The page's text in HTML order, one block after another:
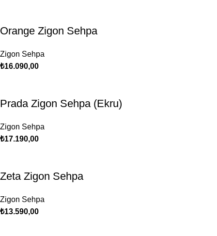
Orange Zigon Sehpa
Zigon Sehpa
₺16.090,00
Prada Zigon Sehpa (Ekru)
Zigon Sehpa
₺17.190,00
Zeta Zigon Sehpa
Zigon Sehpa
₺13.590,00